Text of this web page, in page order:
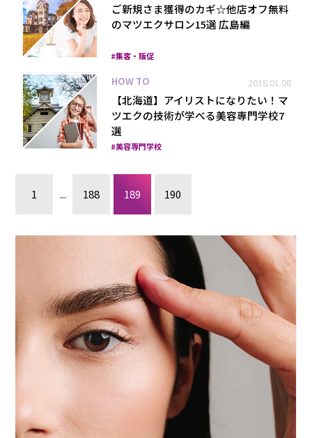
ご新規さま獲得のカギ☆他店オフ無料
のマツエクサロン15選 広島編
集客・販促
HOW TO 2018.01.08
【北海道】アイリストになりたい！マ
ツエクの技術が学べる美容専門学校7
選
美容専門学校
1 ... 188 189 190